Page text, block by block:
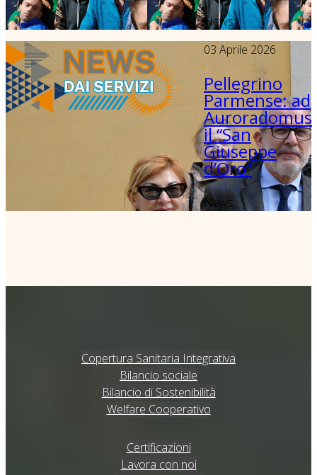
News
03 Aprile 2026
Pellegrino
Parmense: ad
Auroradomus
il “San
Giuseppe
d’Oro”
News
Copertura Sanitaria Integrativa
Bilancio sociale
Bilancio di Sostenibilità
Welfare Cooperativo
Certificazioni
Lavora con noi